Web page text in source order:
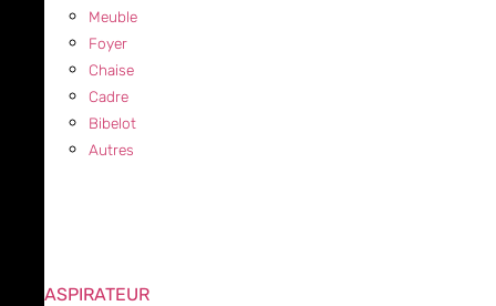
Meuble
Foyer
Chaise
Cadre
Bibelot
Autres
ASPIRATEUR